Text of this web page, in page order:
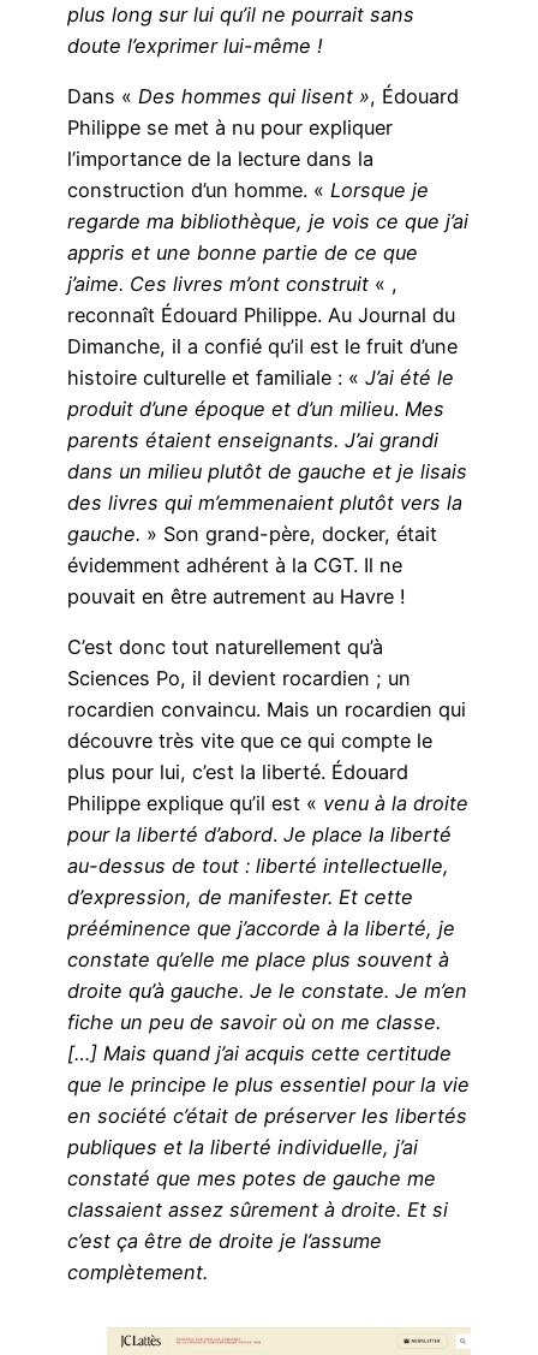
plus long sur lui qu’il ne pourrait sans
doute l’exprimer lui-même !
Dans « Des hommes qui lisent », Édouard
Philippe se met à nu pour expliquer
l’importance de la lecture dans la
construction d’un homme. « Lorsque je
regarde ma bibliothèque, je vois ce que j’ai
appris et une bonne partie de ce que
j’aime. Ces livres m’ont construit « ,
reconnaît Édouard Philippe. Au Journal du
Dimanche, il a confié qu’il est le fruit d’une
histoire culturelle et familiale : « J’ai été le
produit d’une époque et d’un milieu. Mes
parents étaient enseignants. J’ai grandi
dans un milieu plutôt de gauche et je lisais
des livres qui m’emmenaient plutôt vers la
gauche. » Son grand-père, docker, était
évidemment adhérent à la CGT. Il ne
pouvait en être autrement au Havre !
C’est donc tout naturellement qu’à
Sciences Po, il devient rocardien ; un
rocardien convaincu. Mais un rocardien qui
découvre très vite que ce qui compte le
plus pour lui, c’est la liberté. Édouard
Philippe explique qu’il est « venu à la droite
pour la liberté d’abord. Je place la liberté
au-dessus de tout : liberté intellectuelle,
d’expression, de manifester. Et cette
prééminence que j’accorde à la liberté, je
constate qu’elle me place plus souvent à
droite qu’à gauche. Je le constate. Je m’en
fiche un peu de savoir où on me classe.
[…] Mais quand j’ai acquis cette certitude
que le principe le plus essentiel pour la vie
en société c’était de préserver les libertés
publiques et la liberté individuelle, j’ai
constaté que mes potes de gauche me
classaient assez sûrement à droite. Et si
c’est ça être de droite je l’assume
complètement.